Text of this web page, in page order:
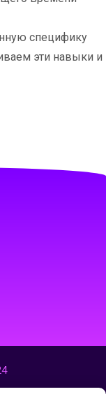
специфику
эти навыки и